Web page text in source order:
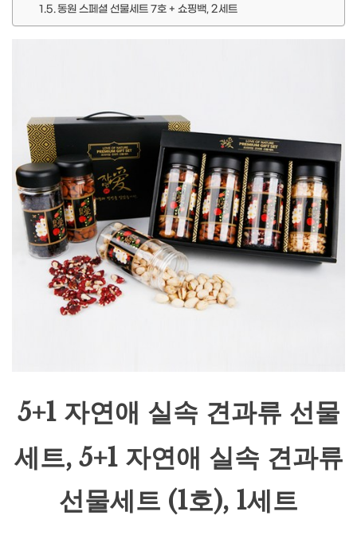
동원 스페셜 선물세트 7호 + 쇼핑백, 2세트
5+1 자연애 실속 견과류 선물
세트, 5+1 자연애 실속 견과류
선물세트 (1호), 1세트